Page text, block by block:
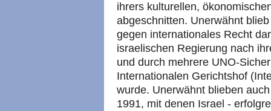
ihrers kulturellen,
abgeschnitten. Unerwähnt
gegen internationales Recht
israelischen Regierung nach
und durch mehrere UNO-
Internationalen Gerichtshof
wurde. Unerwähnt blieben
1991, mit denen Israel -